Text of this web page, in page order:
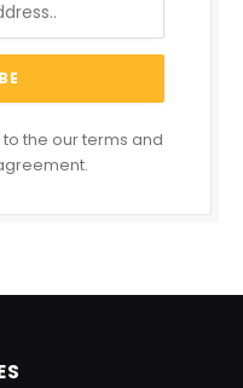
the our terms and